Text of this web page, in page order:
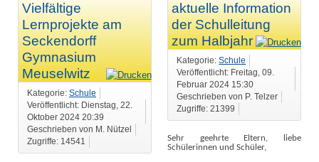
Vielfältige
Lernprojekte am
Seckendorff
Gymnasium
Meuselwitz
Kategorie: Schule
Veröffentlicht: Dienstag, 22.
Oktober 2024 20:39
Geschrieben von M. Nützel
Zugriffe: 14541
aktuelle Information
der Schulleitung
zum Halbjahr
Kategorie:Schule
Veröffentlicht: Freitag, 09.
Februar 2024 15:30
Geschrieben von P. Telzer
Zugriffe: 21399
Sehr geehrte Eltern, liebe
Schülerinnen und Schüler,